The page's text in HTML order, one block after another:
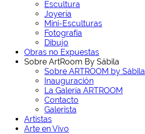
Escultura
Joyería
Mini-Esculturas
Fotografía
Dibujo
Obras no Expuestas
Sobre ArtRoom By Sábila
Sobre ARTROOM by Sábila
Inauguración
La Galería ARTROOM
Contacto
Galerista
Artistas
Arte en Vivo